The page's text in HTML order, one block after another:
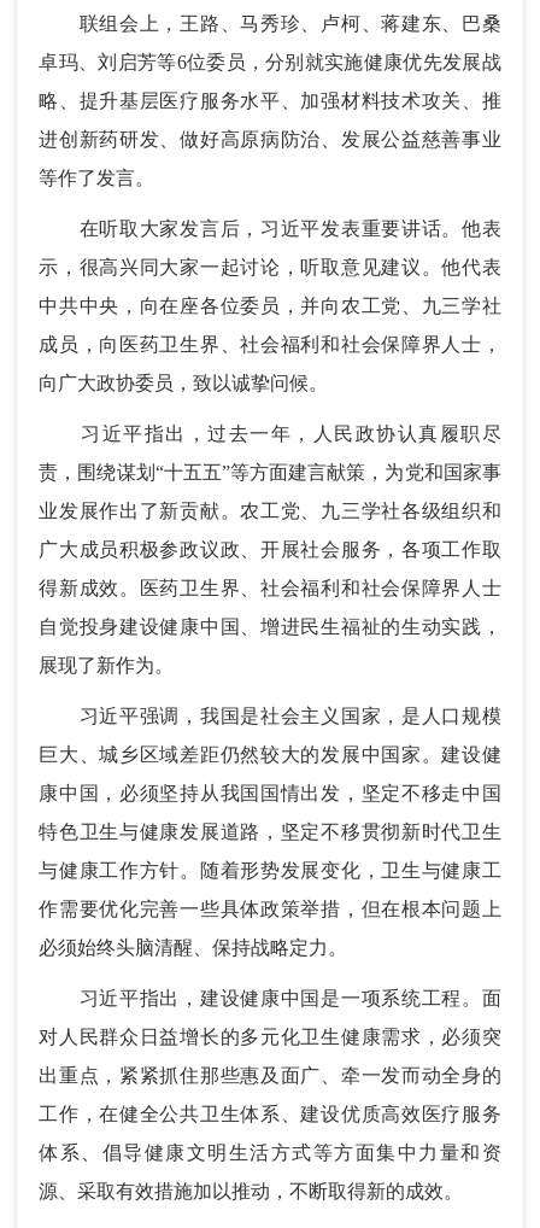
联组会上，王路、马秀珍、卢柯、蒋建东、巴桑
卓玛、刘启芳等6位委员，分别就实施健康优先发展战
略、提升基层医疗服务水平、加强材料技术攻关、推
进创新药研发、做好高原病防治、发展公益慈善事业
等作了发言。
在听取大家发言后，习近平发表重要讲话。他表
示，很高兴同大家一起讨论，听取意见建议。他代表
中共中央，向在座各位委员，并向农工党、九三学社
成员，向医药卫生界、社会福利和社会保障界人士，
向广大政协委员，致以诚挚问候。
习近平指出，过去一年，人民政协认真履职尽
责，围绕谋划“十五五”等方面建言献策，为党和国家事
业发展作出了新贡献。农工党、九三学社各级组织和
广大成员积极参政议政、开展社会服务，各项工作取
得新成效。医药卫生界、社会福利和社会保障界人士
自觉投身建设健康中国、增进民生福祉的生动实践，
展现了新作为。
习近平强调，我国是社会主义国家，是人口规模
巨大、城乡区域差距仍然较大的发展中国家。建设健
康中国，必须坚持从我国国情出发，坚定不移走中国
特色卫生与健康发展道路，坚定不移贯彻新时代卫生
与健康工作方针。随着形势发展变化，卫生与健康工
作需要优化完善一些具体政策举措，但在根本问题上
必须始终头脑清醒、保持战略定力。
习近平指出，建设健康中国是一项系统工程。面
对人民群众日益增长的多元化卫生健康需求，必须突
出重点，紧紧抓住那些惠及面广、牵一发而动全身的
工作，在健全公共卫生体系、建设优质高效医疗服务
体系、倡导健康文明生活方式等方面集中力量和资
源、采取有效措施加以推动，不断取得新的成效。